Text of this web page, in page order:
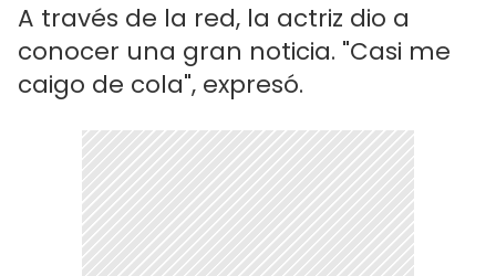
A través de la red, la actriz dio a
conocer una gran noticia. "Casi me
caigo de cola", expresó.